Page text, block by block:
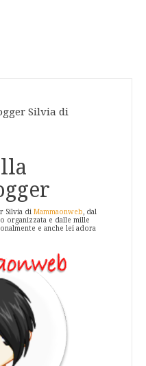
Silvia di
Silvia di Mammaonweb , dal
organizzata e dalle mille
e anche lei adora